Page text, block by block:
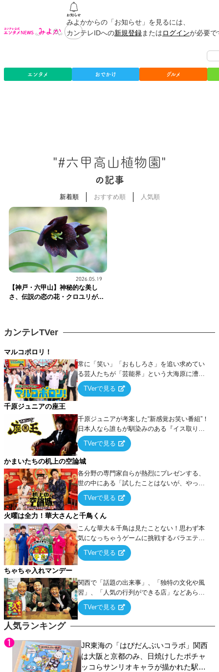
みよかからの「お知らせ」を見るには、
カンテレIDへの新規登録またはログインが必要
エンタメ おでかけ グルメ
"#六甲高山植物園"
の記事
新着順 おすすめ順 人気順
2026.05.19
【神戸・六甲山】神秘的な美し
さ、伝説の恋の花・クロユリが...
人気ランキング
JR東海の「はぴだんぶいコラボ」関西
は大阪と京都のみ、日焼けしたポチャ
ッコらサンリオキャラが描かれた駅弁
カンテレTVer
マルコポロリ！
常に「笑い」「おもしろさ」を追い求めてい
る芸人たちが「芸能界」という大海原に漕ぎ
出でて、新たなオモシロ人間を発掘する！
TVerで見る
千原ジュニアの座王
千原ジュニアが考案した“新感覚お笑い番組”！
日本人なら誰もが馴染みのある『イス取りゲ
ーム』をベースに、大喜利・ギャグ・モノボ
ケ・歌…など様々なお題で芸人がショートネ
タを競い合う！
TVerで見る
かまいたちの机上の空論城
各分野の専門家自らが熱烈にプレゼンする、
世の中にある「試したことはないが、やって
みたらこうなる！…ハズ」という“机上の空
論”に若手芸人らがカラダを張って挑む！
TVerで見る
火曜は全力！華大さんと千鳥くん
こんな華大＆千鳥は見たことない！思わず本
気になっちゃうゲームに挑戦するバラエティ
ー！
TVerで見る
ちゃちゃ入れマンデー
関西で「話題の出来事」、「独特の文化や風
習」、「人気の行列ができる店」などあらゆ
るテーマについて好き放題にちゃちゃを入れ
ていく関西色を前面に押し出したトークバラ
TVerで見る